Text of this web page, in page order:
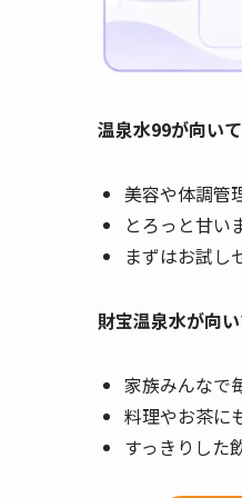
温泉水99が向い
美容や体調管
とろっと甘い
まずはお試し
財宝温泉水が向
家族みんなで
料理やお茶に
すっきりした